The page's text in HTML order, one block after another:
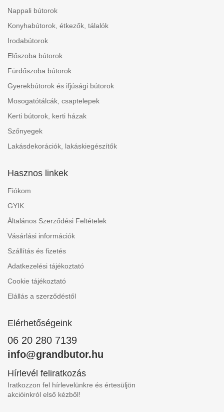
Nappali bútorok
Konyhabútorok, étkezők, tálalók
Irodabútorok
Előszoba bútorok
Fürdőszoba bútorok
Gyerekbútorok és ifjúsági bútorok
Mosogatótálcák, csaptelepek
Kerti bútorok, kerti házak
Szőnyegek
Lakásdekorációk, lakáskiegészítők
Hasznos linkek
Fiókom
GYIK
Általános Szerződési Feltételek
Vásárlási információk
Szállítás és fizetés
Adatkezelési tájékoztató
Cookie tájékoztató
Elállás a szerződéstől
Elérhetőségeink
06 20 280 7139
info@grandbutor.hu
Hírlevél feliratkozás
Iratkozzon fel hírlevelünkre és értesüljön
akcióinkról első kézből!